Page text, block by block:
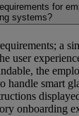
for
systems?
a
user
the
smart
onboarding